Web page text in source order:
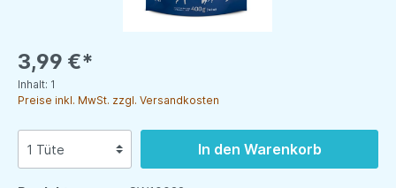
3,99 €*
Inhalt: 1
Preise inkl. MwSt. zzgl. Versandkosten
In den Warenkorb